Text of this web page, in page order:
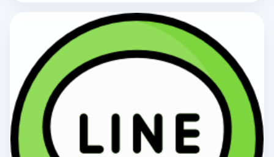
Facebook耐用号成为了许多商家和营销人员的首选，能够有
效防止封号或限制，确保账户稳定、长期使用。